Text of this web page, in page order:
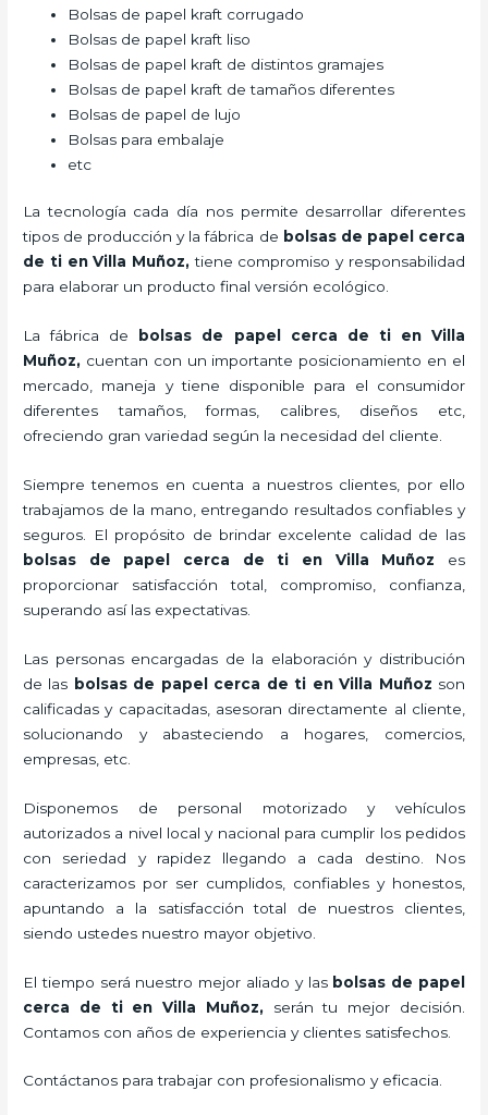
Bolsas de papel kraft corrugado
Bolsas de papel kraft liso
Bolsas de papel kraft de distintos gramajes
Bolsas de papel kraft de tamaños diferentes
Bolsas de papel de lujo
Bolsas para embalaje
etc
La tecnología cada día nos permite desarrollar diferentes
tipos de producción y la fábrica de bolsas de papel cerca
de ti en Villa Muñoz, tiene compromiso y responsabilidad
para elaborar un producto final versión ecológico.
La fábrica de
bolsas de papel cerca de ti en Villa
Muñoz, cuentan con un importante posicionamiento en el
mercado,
maneja y tiene disponible para el consumidor
diferentes tamaños, formas, calibres, diseños etc,
ofreciendo gran variedad según la necesidad del cliente.
Siempre tenemos en cuenta a nuestros clientes, por ello
trabajamos de la mano, entregando resultados confiables y
seguros. El propósito de brindar excelente calidad de las
bolsas de papel cerca de ti en Villa Muñoz es
proporcionar satisfacción total, compromiso, confianza,
superando así las expectativas.
Las personas encargadas de la elaboración y distribución
de las bolsas de papel cerca de ti en Villa Muñoz son
calificadas y capacitadas, asesoran directamente al cliente,
solucionando y abasteciendo a hogares, comercios,
empresas, etc.
Disponemos de personal motorizado y vehículos
autorizados a nivel local y nacional para cumplir los pedidos
con seriedad y rapidez llegando a cada destino. Nos
caracterizamos por ser cumplidos, confiables y honestos,
apuntando a la satisfacción total de nuestros clientes,
siendo ustedes nuestro mayor objetivo.
El tiempo será nuestro mejor aliado y las bolsas de papel
cerca de ti en Villa Muñoz, serán tu mejor decisión.
Contamos con años de experiencia y clientes satisfechos.
Contáctanos para trabajar con profesionalismo y eficacia.